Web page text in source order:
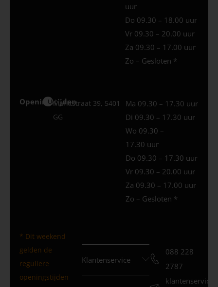
uur
Do 09.30 – 18.00 uur
Vr 09.30 – 20.00 uur
Za 09.30 – 17.00 uur
Zo – Gesloten *
Openingstijden
Uden
Marktstraat 39, 5401
GG
Ma 09.30 – 17.30 uur
Di 09.30 – 17.30 uur
Wo 09.30 –
17.30 uur
Do 09.30 – 17.30 uur
Vr 09.30 – 20.00 uur
Za 09.30 – 17.00 uur
Zo – Gesloten *
* Dit weekend
gelden de
reguliere
openingstijden
Klantenservice
088 228
2787